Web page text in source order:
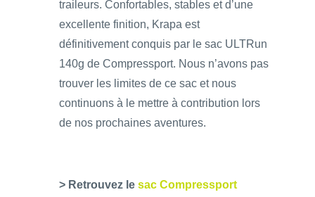
traileurs. Confortables, stables et d’une
excellente finition, Krapa est
définitivement conquis par le sac ULTRun
140g de Compressport. Nous n’avons pas
trouver les limites de ce sac et nous
continuons à le mettre à contribution lors
de nos prochaines aventures.
> Retrouvez le sac Compressport